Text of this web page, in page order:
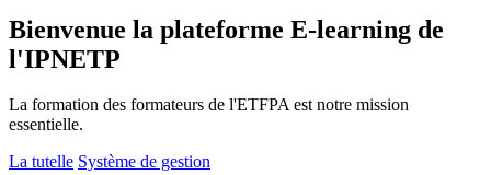
Bienvenue la plateforme E-learning de
l'IPNETP
La formation des formateurs de l'ETFPA est notre mission
essentielle.
La tutelle Système de gestion